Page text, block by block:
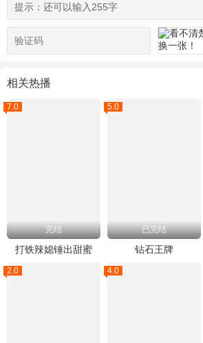
提示： 还可以输入255字
相关热播
7.0
完结
打铁辣媳锤出甜蜜
5.0
已完结
钻石王牌
2.0 4.0